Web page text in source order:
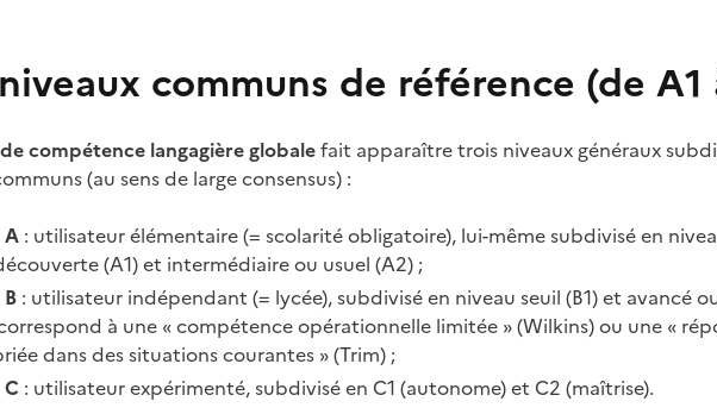
communs de référence (de A1
compétence langagière globalefait apparaître trois niveaux généraux
(au sens de large consensus) :
A : utilisateur élémentaire (= scolarité obligatoire), lui-même subdivisé en
(A1) et intermédiaire ou usuel (A2) ;
: utilisateur indépendant (= lycée), subdivisé en niveau seuil (B1) et avancé
à une « compétence opérationnelle limitée » (Wilkins) ou une «
dans des situations courantes » (Trim) ;
: utilisateur expérimenté, subdivisé en C1 (autonome) et C2 (maîtrise).